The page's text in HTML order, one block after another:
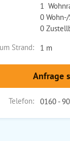
1
0
0
Strand:
1 m
Anfrage
Telefon: 0160 -